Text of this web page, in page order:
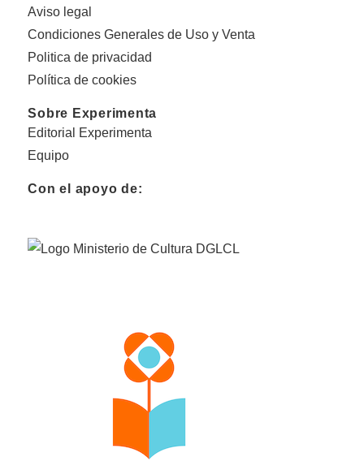
Aviso legal
Condiciones Generales de Uso y Venta
Politica de privacidad
Política de cookies
Sobre Experimenta
Editorial Experimenta
Equipo
Con el apoyo de: